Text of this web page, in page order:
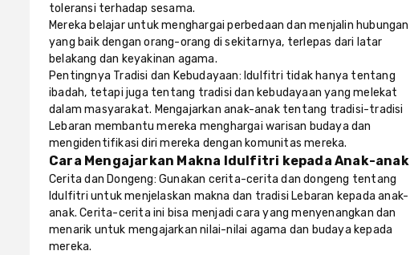
toleransi terhadap sesama.
Mereka belajar untuk menghargai perbedaan dan menjalin hubungan
yang baik dengan orang-orang di sekitarnya, terlepas dari latar
belakang dan keyakinan agama.
Pentingnya Tradisi dan Kebudayaan: Idulfitri tidak hanya tentang
ibadah, tetapi juga tentang tradisi dan kebudayaan yang melekat
dalam masyarakat. Mengajarkan anak-anak tentang tradisi-tradisi
Lebaran membantu mereka menghargai warisan budaya dan
mengidentifikasi diri mereka dengan komunitas mereka.
Cara Mengajarkan Makna Idulfitri kepada Anak-anak
Cerita dan Dongeng: Gunakan cerita-cerita dan dongeng tentang
Idulfitri untuk menjelaskan makna dan tradisi Lebaran kepada anak-
anak. Cerita-cerita ini bisa menjadi cara yang menyenangkan dan
menarik untuk mengajarkan nilai-nilai agama dan budaya kepada
mereka.